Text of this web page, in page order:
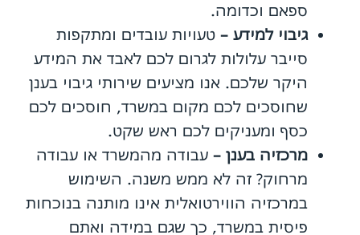
ספאם וכדומה.
גיבוי למידע – טעויות עובדים ומתקפות
סייבר עלולות לגרום לכם לאבד את המידע
היקר שלכם. אנו מציעים שירותי גיבוי בענן
שחוסכים לכם מקום במשרד, חוסכים לכם
כסף ומעניקים לכם ראש שקט.
מרכזיה בענן – עבודה מהמשרד או עבודה
מרחוק? זה לא ממש משנה. השימוש
במרכזיה הווירטואלית אינו מותנה בנוכחות
פיסית במשרד, כך שגם במידה ואתם